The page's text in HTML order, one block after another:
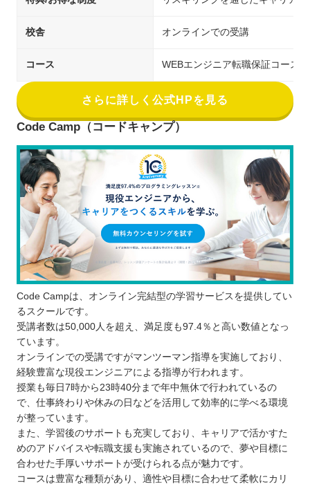
校舎 オンラインでの受講
コース WEBエンジニア転職保証コース
さらに詳しく公式HPを見る
Code Camp（コードキャンプ）
Code Campは、オンライン完結型の学習サービスを提供してい
るスクールです。
受講者数は50,000人を超え、満足度も97.4％と高い数値となっ
ています。
オンラインでの受講ですがマンツーマン指導を実施しており、
経験豊富な現役エンジニアによる指導が行われます。
授業も毎日7時から23時40分まで年中無休で行われているの
で、仕事終わりや休みの日などを活用して効率的に学べる環境
が整っています。
また、学習後のサポートも充実しており、キャリアで活かすた
めのアドバイスや転職支援も実施されているので、夢や目標に
合わせた手厚いサポートが受けられる点が魅力です。
コースは豊富な種類があり、適性や目標に合わせて柔軟にカリ